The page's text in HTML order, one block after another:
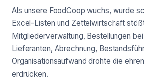
Als unsere FoodCoop wuchs, wurde
Excel-Listen und Zettelwirtschaft
Mitgliederverwaltung, Bestellungen
Lieferanten, Abrechnung,
Organisationsaufwand drohte die
erdrücken.